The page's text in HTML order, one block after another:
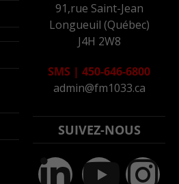
91,rue Saint-Jean
Longueuil (Québec)
J4H 2W8
SMS | 450-646-6800
admin@fm1033.ca
SUIVEZ-NOUS